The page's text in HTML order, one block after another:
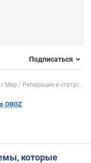
Подписаться
Мир Репарации и статус...
OBOZ
которые